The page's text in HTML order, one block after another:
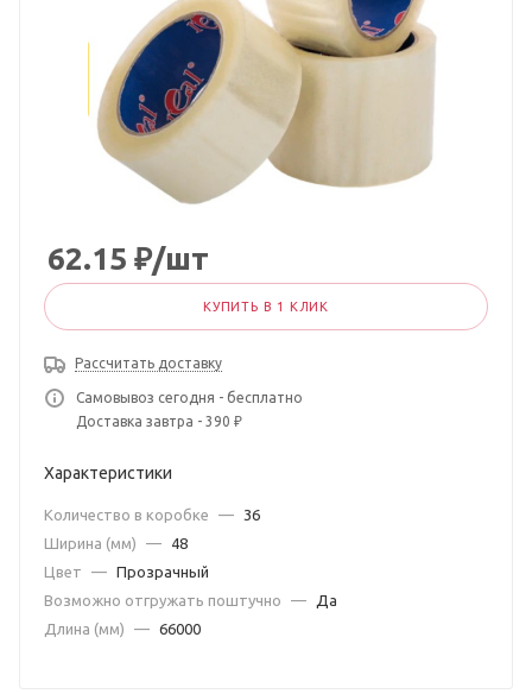
62.15 ₽/шт
КУПИТЬ В 1 КЛИК
Рассчитать доставку
Самовывоз сегодня - бесплатно
Доставка завтра - 390 ₽
Характеристики
Количество в коробке —
36
Ширина (мм)
—
48
Цвет
— Прозрачный
Возможно отгружать поштучно
—
Да
Длина (мм)
— 66000